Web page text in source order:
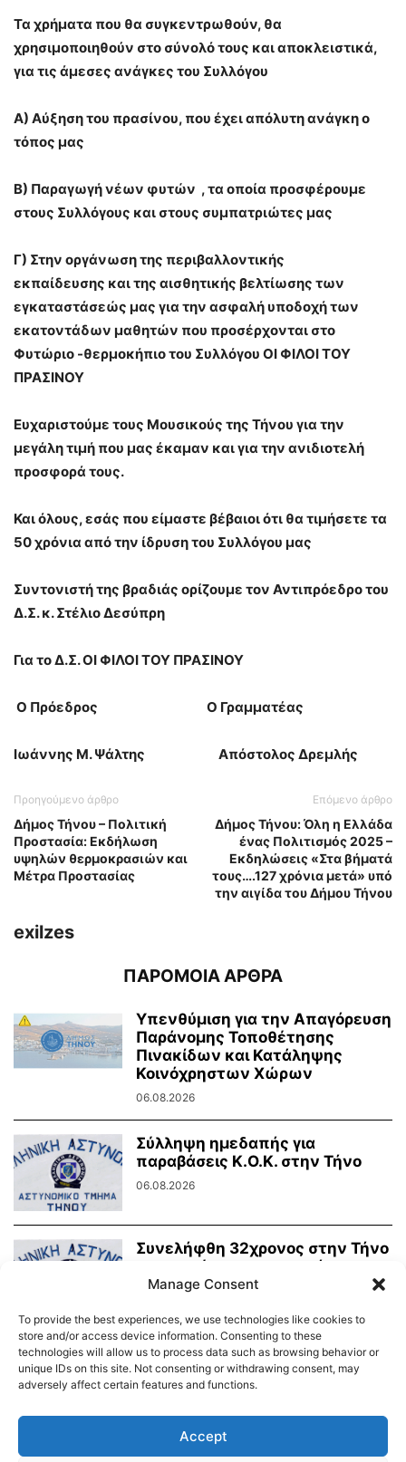
Τα χρήματα που θα συγκεντρωθούν, θα
χρησιμοποιηθούν στο σύνολό τους και αποκλειστικά,
για τις άμεσες ανάγκες του Συλλόγου
Α) Αύξηση του πρασίνου, που έχει απόλυτη ανάγκη ο
τόπος μας
Β) Παραγωγή νέων φυτών , τα οποία προσφέρουμε
στους Συλλόγους και στους συμπατριώτες μας
Γ) Στην οργάνωση της περιβαλλοντικής
εκπαίδευσης και της αισθητικής βελτίωσης των
εγκαταστάσεώς μας για την ασφαλή υποδοχή των
εκατοντάδων μαθητών που προσέρχονται στο
Φυτώριο -θερμοκήπιο του Συλλόγου ΟΙ ΦΙΛΟΙ ΤΟΥ
ΠΡΑΣΙΝΟΥ
Ευχαριστούμε τους Μουσικούς της Τήνου για την
μεγάλη τιμή που μας έκαμαν και για την ανιδιοτελή
προσφορά τους.
Και όλους, εσάς που είμαστε βέβαιοι ότι θα τιμήσετε τα
50 χρόνια από την ίδρυση του Συλλόγου μας
Συντονιστή της βραδιάς ορίζουμε τον Αντιπρόεδρο του
Δ.Σ. κ. Στέλιο Δεσύπρη
Για το Δ.Σ. ΟΙ ΦΙΛΟΙ ΤΟΥ ΠΡΑΣΙΝΟΥ
Ο Πρόεδρος Ο Γραμματέας
Ιωάννης Μ. Ψάλτης Απόστολος Δρεμλής
Προηγούμενο άρθρο
Δήμος Τήνου – Πολιτική
Προστασία: Εκδήλωση
υψηλών θερμοκρασιών και
Μέτρα Προστασίας
Επόμενο άρθρο
Δήμος Τήνου: Όλη η Ελλάδα
ένας Πολιτισμός 2025 –
Εκδηλώσεις «Στα βήματά
τους….127 χρόνια μετά» υπό
την αιγίδα του Δήμου Τήνου
exilzes
ΠΑΡΟΜΟΙΑ ΑΡΘΡΑ
Υπενθύμιση για την Απαγόρευση
Παράνομης Τοποθέτησης
Πινακίδων και Κατάληψης
Κοινόχρηστων Χώρων
06.08.2026
Σύλληψη ημεδαπής για
παραβάσεις Κ.Ο.Κ. στην Τήνο
06.08.2026
Συνελήφθη 32χρονος στην Τήνο
για ηχορύπανση σε κατάστημα
υγειονομικού ενδιαφέροντος
Δημοτικό Λιμενικό Ταμείο Τήνου – Άνδρου
Manage Consent
To provide the best experiences, we use technologies like cookies to
store and/or access device information. Consenting to these
technologies will allow us to process data such as browsing behavior or
unique IDs on this site. Not consenting or withdrawing consent, may
adversely affect certain features and functions.
Accept